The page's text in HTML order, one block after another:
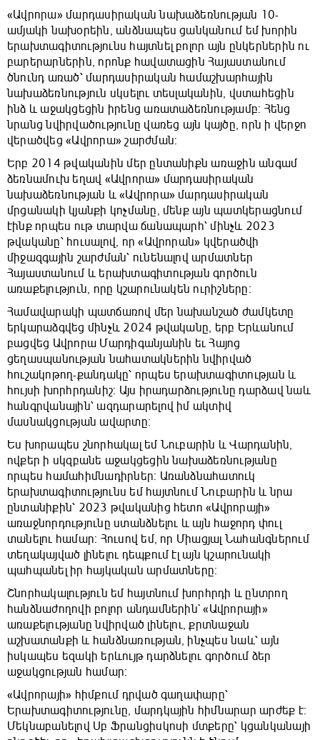
«Ավրորա» մարդասիրական նախաձեռնության 10-
ամյակի նախօրեին, անձնապես ցանկանում եմ խորին
երախտագիտությունս հայտնել բոլոր այն ընկերներին ու
բարերարներին, որոնք հավատացին Հայաստանում
ծնունդ առած՝ մարդասիրական համաշխարհային
նախաձեռնություն սկսելու տեսլականին, վստահեցին
ինձ և աջակցեցին իրենց առատաձեռնությամբ: Հենց
նրանց նվիրվածությունը վառեց այն կայծը, որն ի վերջո
վերածվեց «Ավրորա» շարժման։
Երբ 2014 թվականին մեր ընտանիքն առաջին անգամ
ձեռնամուխ եղավ «Ավրորա» մարդասիրական
նախաձեռնության և «Ավրորա» մարդասիրական
մրցանակի կյանքի կոչմանը, մենք այն պատկերացնում
էինք որպես ութ տարվա ճանապարհ՝ մինչև 2023
թվականը՝ հուսալով, որ «Ավրորան» կվերածվի
միջազգային շարժման՝ ունենալով արմատներ
Հայաստանում և երախտագիտության գործուն
առաքելություն, որը կշարունակեն ուրիշները։
Համավարակի պատճառով մեր նախանշած ժամկետը
երկարաձգվեց մինչև 2024 թվականը, երբ Երևանում
բացվեց Ավրորա Մարդիգանյանին եւ Հայոց
ցեղասպանության նահատակներին նվիրված
հուշակոթող-քանդակը՝ որպես երախտագիտության և
հույսի խորհրդանիշ։ Այս իրադարձությունը դարձավ նաև
հանգրվանային՝ ազդարարելով իմ ակտիվ
մասնակցության ավարտը։
Ես խորապես շնորհակալ եմ Նուբարին և Վարդանին,
ովքեր ի սկզբանե աջակցեցին նախաձեռնությանը
որպես համահիմնադիրներ։ Առանձնահատուկ
երախտագիտությունս եմ հայտնում Նուբարին և նրա
ընտանիքին՝ 2023 թվականից հետո «Ավրորայի»
առաջնորդությունը ստանձնելու և այն հաջորդ փուլ
տանելու համար։ Հուսով եմ, որ Միացյալ Նահանգներում
տեղակայված լինելու դեպքում էլ այն կշարունակի
պահպանել իր հայկական արմատները։
Շնորհակալություն եմ հայտնում խորհրդի և ընտրող
հանձնաժողովի բոլոր անդամներին` «Ավրորայի»
առաքելությանը նվիրված լինելու, քրտնաջան
աշխատանքի և հանձնառության, ինչպես նաև՝ այն
իսկապես եզակի երևույթ դարձնելու գործում ձեր
աջակցության համար։
«Ավրորայի» հիմքում դրված գաղափարը՝
Երախտագիտությունը, մարդկային հիմնարար արժեք է։
Մեկնաբանելով Սբ Ֆրանցիսկոսի մտքերը՝ կցանկանայի